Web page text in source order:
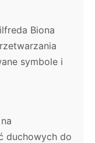
Biona
symbole i
duchowych do